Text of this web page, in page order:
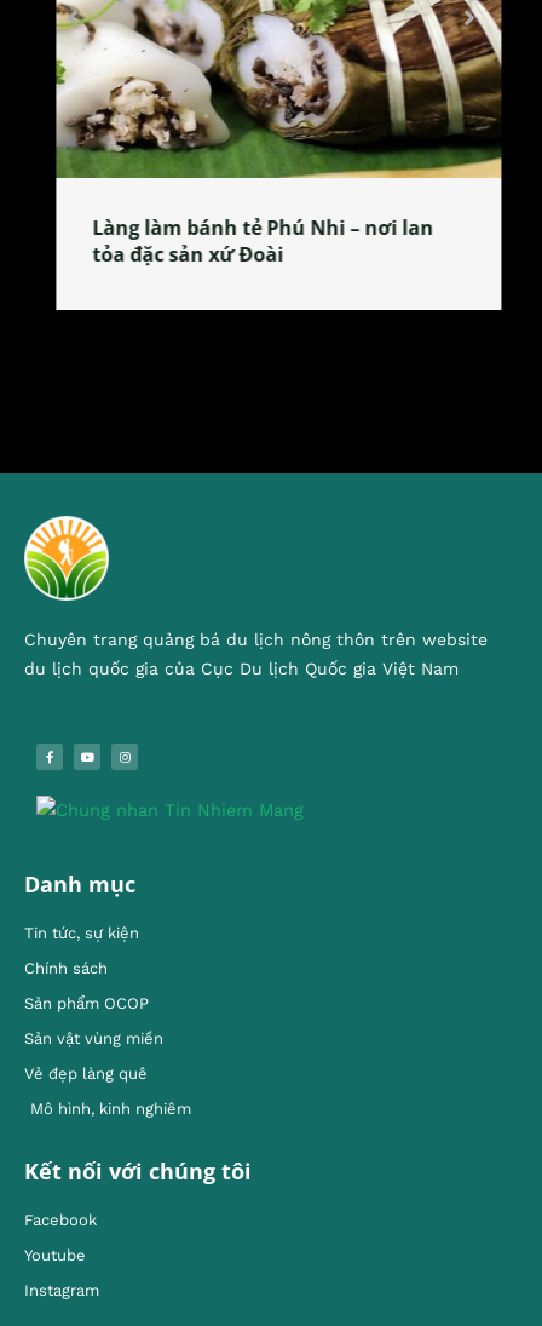
Làng làm bánh tẻ Phú Nhi – nơi lan
tỏa đặc sản xứ Đoài
Chuyên trang quảng bá du lịch nông thôn trên website
du lịch quốc gia của Cục Du lịch Quốc gia Việt Nam
Danh mục
Tin tức, sự kiện
Chính sách
Sản phẩm OCOP
Sản vật vùng miền
Vẻ đẹp làng quê
Mô hình, kinh nghiêm
Kết nối với chúng tôi
Facebook
Youtube
Instagram